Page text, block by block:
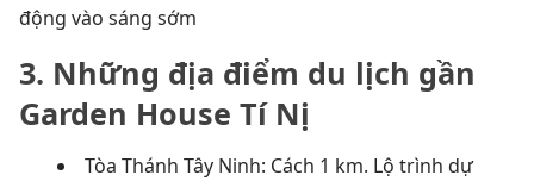
động vào sáng sớm
3. Những địa điểm du lịch gần
Garden House Tí Nị
Tòa Thánh Tây Ninh: Cách 1 km. Lộ trình dự